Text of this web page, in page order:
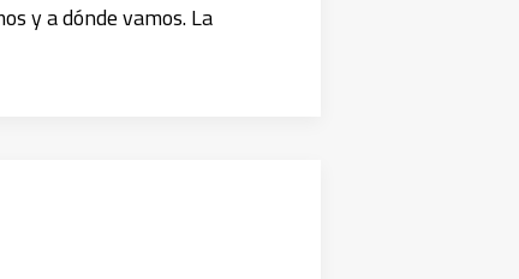
y a dónde vamos. La